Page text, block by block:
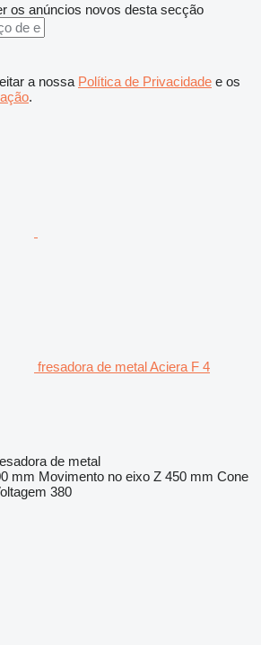
os anúncios novos desta secção
a nossa Política de Privacidade e os
.
fresadora de metal Aciera F 4
de metal
mm Movimento no eixo Z 450 mm Cone
380